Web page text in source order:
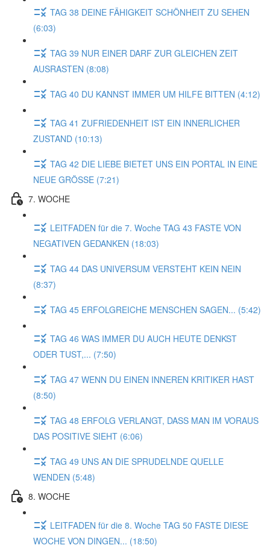
TAG 38 DEINE FÄHIGKEIT SCHÖNHEIT ZU SEHEN
(6:03)
TAG 39 NUR EINER DARF ZUR GLEICHEN ZEIT
AUSRASTEN (8:08)
TAG 40 DU KANNST IMMER UM HILFE BITTEN (4:12)
TAG 41 ZUFRIEDENHEIT IST EIN INNERLICHER
ZUSTAND (10:13)
TAG 42 DIE LIEBE BIETET UNS EIN PORTAL IN EINE
NEUE GRÖSSE (7:21)
7. WOCHE
LEITFADEN für die 7. Woche TAG 43 FASTE VON
NEGATIVEN GEDANKEN (18:03)
TAG 44 DAS UNIVERSUM VERSTEHT KEIN NEIN
(8:37)
TAG 45 ERFOLGREICHE MENSCHEN SAGEN... (5:42)
TAG 46 WAS IMMER DU AUCH HEUTE DENKST
ODER TUST,... (7:50)
TAG 47 WENN DU EINEN INNEREN KRITIKER HAST
(8:50)
TAG 48 ERFOLG VERLANGT, DASS MAN IM VORAUS
DAS POSITIVE SIEHT (6:06)
TAG 49 UNS AN DIE SPRUDELNDE QUELLE
WENDEN (5:48)
8. WOCHE
LEITFADEN für die 8. Woche TAG 50 FASTE DIESE
WOCHE VON DINGEN... (18:50)